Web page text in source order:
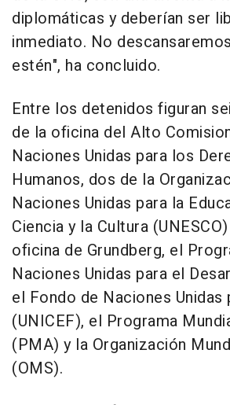
diplomáticas y deberían ser
inmediato. No
estén", ha concluido.
Entre los detenidos figuran
de la oficina del Alto
Naciones Unidas para los
Humanos, dos de la
Naciones Unidas para la
Ciencia y la Cultura
oficina de Grundberg, el
Naciones Unidas para el
el Fondo de Naciones Unidas
(UNICEF), el Programa
(PMA) y la Organización
(OMS).